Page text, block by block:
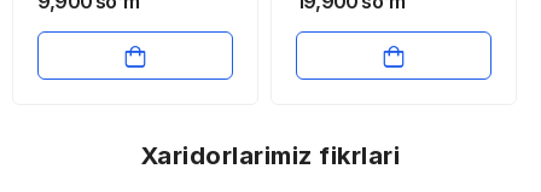
bo’yicha biznes reja
Xaridorlarimiz fikrlari